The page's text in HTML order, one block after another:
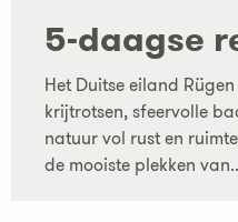
5-daagse
Het Duitse eiland
krijtrotsen, sfeervolle
natuur vol rust en
de mooiste plekken